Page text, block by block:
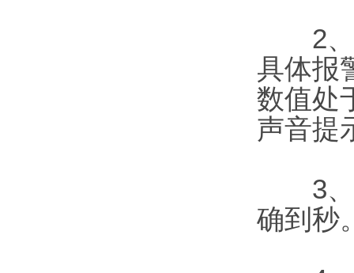
2、
具体报
数值处
声音提
3、
确到秒